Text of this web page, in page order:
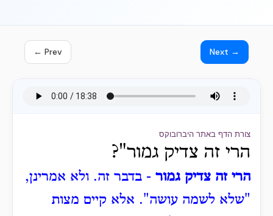
← Prev Next →
צורת הדף באתר היברובוקס
הרי זה צדיק גמור"?
הרי זה צדיק גמור - בדבר זה. ולא אמרינן,
"שלא לשמה עושה". אלא קיים מצות